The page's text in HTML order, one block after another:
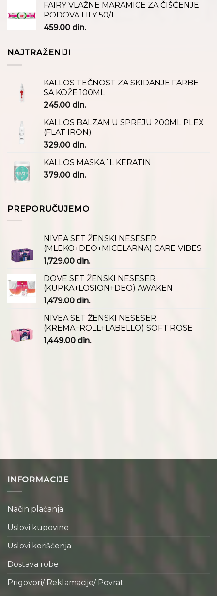
FAIRY VLAŽNE MARAMICE ZA ČIŠĆENJE
PODOVA LILY 50/1
459.00 din.
NAJTRAŽENIJI
KALLOS TEČNOST ZA SKIDANJE FARBE
SA KOŽE 100ML
245.00 din.
KALLOS BALZAM U SPREJU 200ML PLEX
(FLAT IRON)
329.00 din.
KALLOS MASKA 1L KERATIN
379.00 din.
PREPORUČUJEMO
NIVEA SET ŽENSKI NESESER
(MLEKO+DEO+MICELARNA) CARE VIBES
1,729.00 din.
DOVE SET ŽENSKI NESESER
(KUPKA+LOSION+DEO) AWAKEN
1,479.00 din.
NIVEA SET ŽENSKI NESESER
(KREMA+ROLL+LABELLO) SOFT ROSE
1,449.00 din.
INFORMACIJE
Način plaćanja
Uslovi kupovine
Uslovi korišćenja
Dostava robe
Prigovori/ Reklamacije/ Povrat